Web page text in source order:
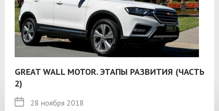
GREAT WALL MOTOR. ЭТАПЫ РАЗВИТИЯ (ЧАСТЬ
2)
28 ноября 2018